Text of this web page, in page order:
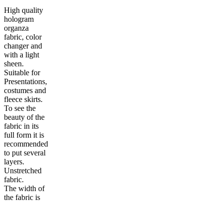
High quality
hologram
organza
fabric, color
changer and
with a light
sheen.
Suitable for
Presentations,
costumes and
fleece skirts.
To see the
beauty of the
fabric in its
full form it is
recommended
to put several
layers.
Unstretched
fabric.
The width of
the fabric is